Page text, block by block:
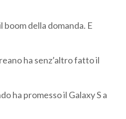
della domanda. E
ha senz’altro fatto il
ha promesso il Galaxy S a